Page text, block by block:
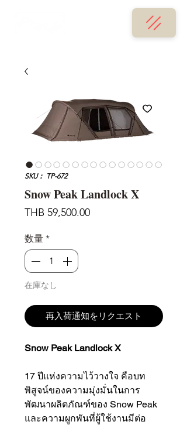
SKU： TP-672
Snow Peak Landlock X
THB 59,500.00価
数量 *
在庫なし
再入荷通知をリクエスト
Snow Peak Landlock X
17 ปีแห่งความไว้วางใจ คือบท
พิสูจน์ของความมุ่งมั่นในการ
พัฒนาผลิตภัณฑ์ของ Snow Peak
และความผูกพันที่ผู้ใช้งานมีต่อ